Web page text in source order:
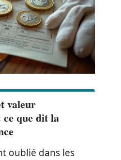
valeur
que dit la
oublié dans les